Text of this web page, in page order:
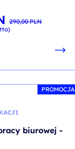
290,00PLN
PROMOCJA
biurowej -